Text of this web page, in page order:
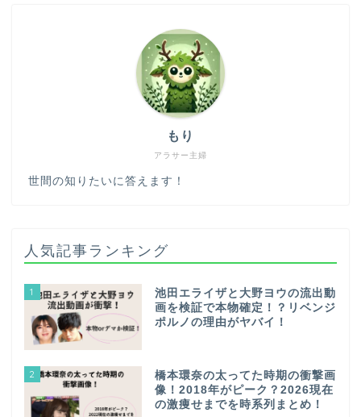
アラサー主婦
もり
世間の知りたいに答えます！
人気記事ランキング
1
池田エライザと大野ヨウの流出動
画を検証で本物確定！？リベンジ
ポルノの理由がヤバイ！
2
橋本環奈の太ってた時期の衝撃画
像！2018年がピーク？2026現在
の激痩せまでを時系列まとめ！